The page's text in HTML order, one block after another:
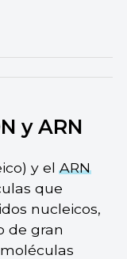
y ARN
y elARN
que
nucleicos,
de gran